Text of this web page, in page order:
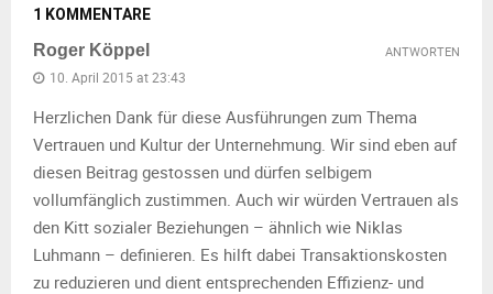
1 KOMMENTARE
Roger Köppel
10. April 2015 at 23:43
Herzlichen Dank für diese Ausführungen zum Thema
Vertrauen und Kultur der Unternehmung. Wir sind eben auf
diesen Beitrag gestossen und dürfen selbigem
vollumfänglich zustimmen. Auch wir würden Vertrauen als
den Kitt sozialer Beziehungen – ähnlich wie Niklas
Luhmann – definieren. Es hilft dabei Transaktionskosten
zu reduzieren und dient entsprechenden Effizienz- und
ANTWORTEN